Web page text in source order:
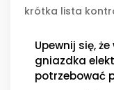
krótka lista
Upewnij się,
gniazdka
potrzebować